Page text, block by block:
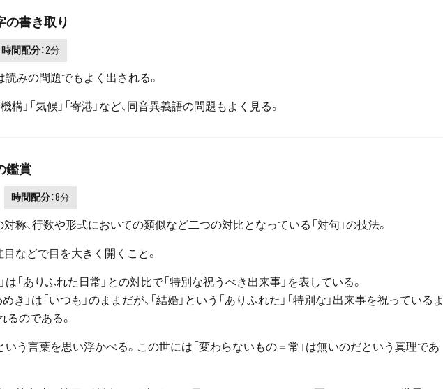
の書き取り
時間配分：2分
読みの問題でもよく出される。
機構」「気候」「寄港」など、同音異義語の問題もよく見る。
鑑賞
時間配分：8分
称、行数や形式においての類似など二つの対比となっている「対句」の技法。
などで目を大きく開くこと。
は「ありふれた日常」との対比で「特別な祝うべき出来事」を表している。
」は「いつも」のままだが、「結婚」という「ありふれた」「特別な」出来事を祝っているよ
るのである。
いう言葉を思い浮かべる。この世には「変わらないもの＝常」は無いのだという真理であ